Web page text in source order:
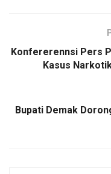
Konfererennsi Pers
Kasus
Bupati Demak